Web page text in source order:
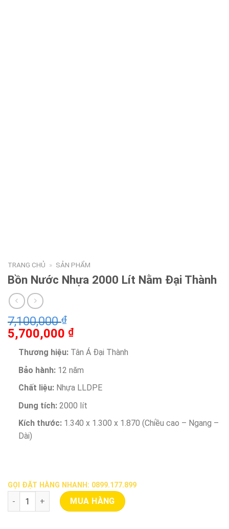
TRANG CHỦ » SẢN PHẨM
Bồn Nước Nhựa 2000 Lít Nằm Đại Thành
7,100,000₫
5,700,000 ₫
Thương hiệu:Tân Á Đại Thành
Bảo hành:12 năm
Chất liệu:Nhựa LLDPE
Dung tích:2000 lít
Kích thước: 1.340 x 1.300 x 1.870 (Chiều cao – Ngang –
Dài)
GỌI ĐẶT HÀNG NHANH: 0899.177.899
Bồn Nước Nhựa 2000 Lít Nằm Đại Thành số lượng
MUA HÀNG